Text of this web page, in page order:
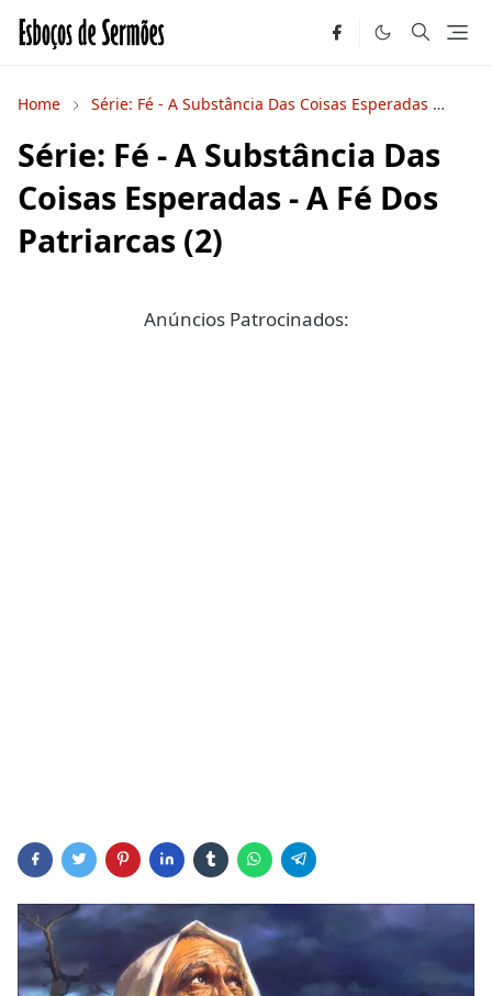
Home Série: Fé - A Substância Das Coisas Esperadas
Série: Fé - A Substância Das
Coisas Esperadas - A Fé Dos
Patriarcas (2)
Anúncios Patrocinados: